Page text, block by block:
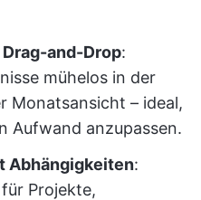
and-Drop:
mühelos in der
Monatsansicht – ideal,
Aufwand anzupassen.
Abhängigkeiten:
Projekte,